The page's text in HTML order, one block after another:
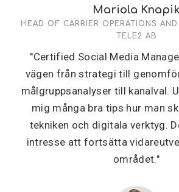
Mariola Knapik
HEAD OF CARRIER OPERATIONS
TELE2 AB
"Certified Social Media
vägen från strategi till
målgruppsanalyser till kanalval.
mig många bra tips hur man
tekniken och digitala verktyg.
intresse att fortsätta
området."